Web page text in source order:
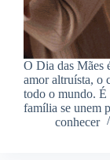
O Dia das Mães
amor altruísta, o
todo o mundo. É
família se unem
conhecer